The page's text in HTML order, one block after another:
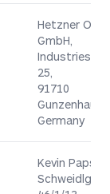
Hetzner
GmbH,
Industriestr.
25,
91710
Germany
Kevin Papst,